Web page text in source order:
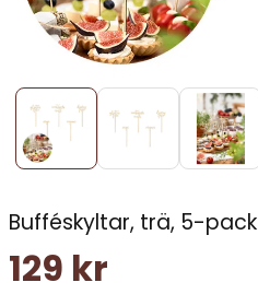
Bufféskyltar, trä, 5-pack
129 kr